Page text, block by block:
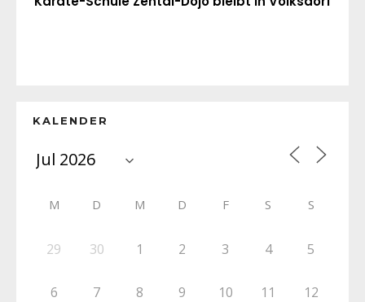
KALENDER
M D M D F S S
29 30 1 2 3 4 5
6 7 8 9 10 11 12